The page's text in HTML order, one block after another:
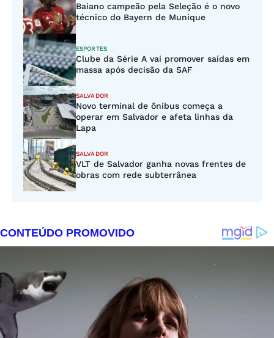
Baiano campeão pela Seleção é o novo
técnico do Bayern de Munique
ESPORTES
Clube da Série A vai promover saídas em
massa após decisão da SAF
SALVADOR
Novo terminal de ônibus começa a
operar em Salvador e afeta linhas da
Lapa
SALVADOR
VLT de Salvador ganha novas frentes de
obras com rede subterrânea